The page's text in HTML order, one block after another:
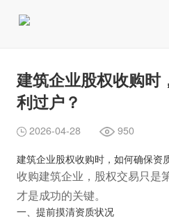
建筑企业股权收购时
利过户？
2026-04-28 950
建筑企业股权收购时，如何确保资
收购建筑企业，股权交易只是
才是成功的关键。
一、提前摸清资质状况